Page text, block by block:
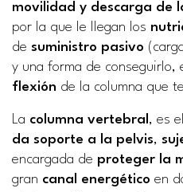
movilidad y descarga de
por la que le llegan los
de suministro pasivo
y una forma de conseguirlo,
flexión de la columna que
La columna vertebral , es el
da soporte a la pelvis,
encargada de proteger la
gran canal energético en